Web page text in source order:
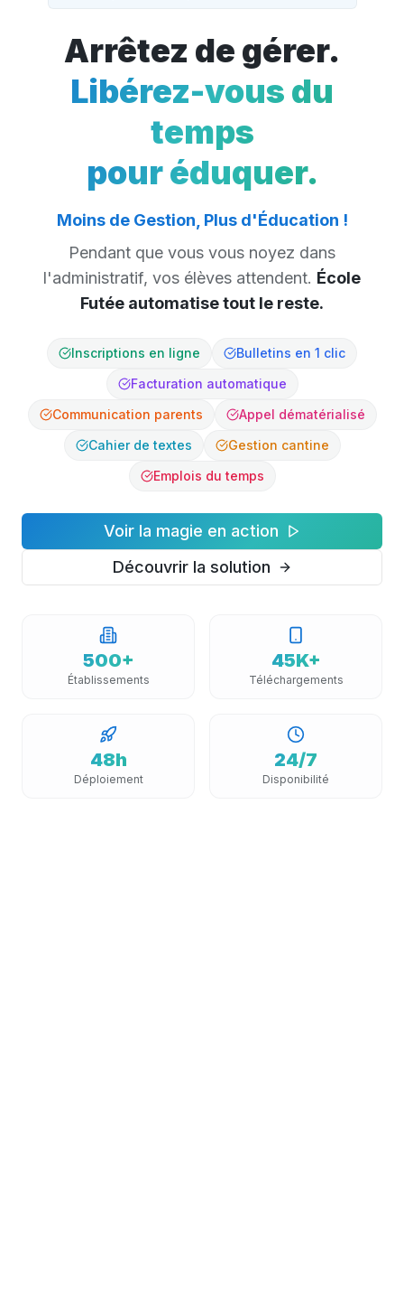
Arrêtez de gérer.
Libérez-vous du
temps
pour éduquer.
Moins de Gestion, Plus d'Éducation !
Pendant que vous vous noyez dans
l'administratif, vos élèves attendent. École
Futée automatise tout le reste.
Inscriptions en ligne
Bulletins en 1 clic
Facturation automatique
Communication parents
Appel dématérialisé
Cahier de textes
Gestion cantine
Emplois du temps
Voir la magie en action
Découvrir la solution
500+
Établissements
45K+
Téléchargements
48h
Déploiement
24/7
Disponibilité